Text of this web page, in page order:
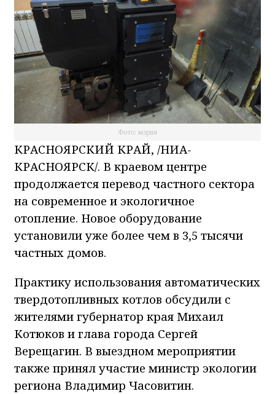
Фото: мэрия
КРАСНОЯРСКИЙ КРАЙ, /НИА-
КРАСНОЯРСК/. В краевом центре
продолжается перевод частного сектора
на современное и экологичное
отопление. Новое оборудование
установили уже более чем в 3,5 тысячи
частных домов.
Практику использования автоматических
твердотопливных котлов обсудили с
жителями губернатор края Михаил
Котюков и глава города Сергей
Верещагин. В выездном мероприятии
также принял участие министр экологии
региона Владимир Часовитин.